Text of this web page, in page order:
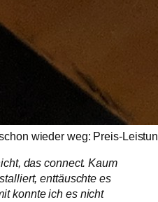
wieder weg: Preis-
das connect. Kaum
enttäuschte es
konnte ich es nicht